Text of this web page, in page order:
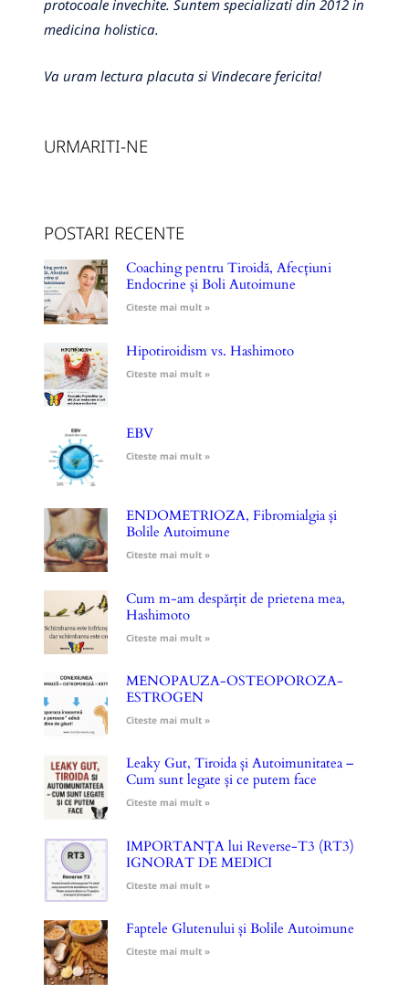
protocoale invechite. Suntem specializati din 2012 in
medicina holistica.
Va uram lectura placuta si Vindecare fericita!
URMARITI-NE
POSTARI RECENTE
Coaching pentru Tiroidă, Afecțiuni
Endocrine și Boli Autoimune
Citeste mai mult »
Hipotiroidism vs. Hashimoto
Citeste mai mult »
EBV
Citeste mai mult »
ENDOMETRIOZA, Fibromialgia și
Bolile Autoimune
Citeste mai mult »
Cum m-am despărțit de prietena mea,
Hashimoto
Citeste mai mult »
MENOPAUZA-OSTEOPOROZA-
ESTROGEN
Citeste mai mult »
Leaky Gut, Tiroida și Autoimunitatea –
Cum sunt legate și ce putem face
Citeste mai mult »
IMPORTANȚA lui Reverse-T3 (RT3)
IGNORAT DE MEDICI
Citeste mai mult »
Faptele Glutenului și Bolile Autoimune
Citeste mai mult »